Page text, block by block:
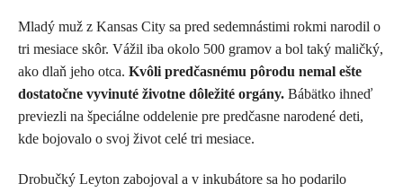
Mladý muž z Kansas City sa pred sedemnástimi rokmi narodil o
tri mesiace skôr. Vážil iba okolo 500 gramov a bol taký maličký,
ako dlaň jeho otca. Kvôli predčasnému pôrodu nemal ešte
dostatočne vyvinuté životne dôležité orgány. Bábätko ihneď
previezli na špeciálne oddelenie pre predčasne narodené deti,
kde bojovalo o svoj život celé tri mesiace.
Drobučký Leyton zabojoval a v inkubátore sa ho podarilo